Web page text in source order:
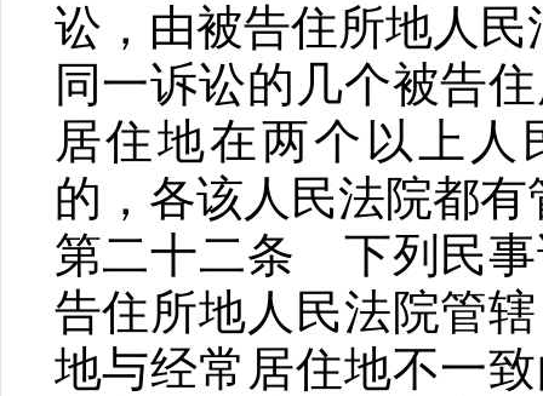
讼，由被告住所地人民
同一诉讼的几个被告
居住地在两个以上人
的，各该人民法院都有
第二十二条 下列民事
告住所地人民法院管
地与经常居住地不一